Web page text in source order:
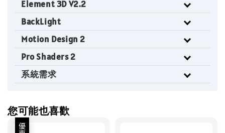
Element 3D V2.2
BackLight
Motion Design 2
Pro Shaders 2
系統需求
您可能也喜歡